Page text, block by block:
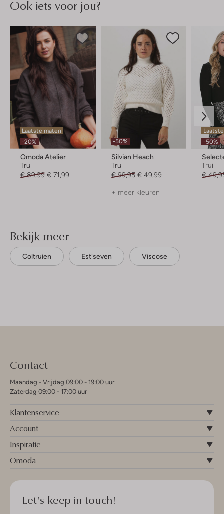
Ook iets voor jou?
Laatste maten
-20%
Omoda Atelier
Trui
€ 89,99 € 71,99
-50%
Silvian Heach
Trui
€ 99,95 € 49,99
+ meer kleuren
-50%
Trui
€
Bekijk meer
Coltruien Est'seven Viscose
Contact
Maandag - Vrijdag 09:00 - 19:00 uur
Zaterdag 09:00 - 17:00 uur
Klantenservice
Account
Inspiratie
Omoda
Let's keep in touch!